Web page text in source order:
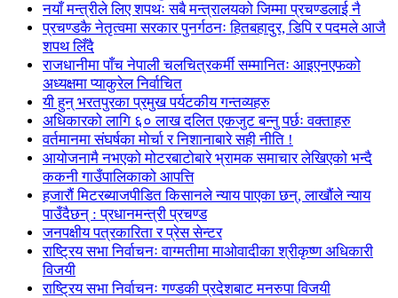
नयाँ मन्त्रीले लिए शपथः सबै मन्त्रालयको जिम्मा प्रचण्डलाई नै
प्रचण्डकै नेतृत्वमा सरकार पुनर्गठनः हितबहादुर, डिपि र पदमले आजै
शपथ लिँदै
राजधानीमा पाँच नेपाली चलचित्रकर्मी सम्मानितः आइएनएफको
अध्यक्षमा प्याकुरेल निर्वाचित
यी हुन् भरतपुरका प्रमुख पर्यटकीय गन्तव्यहरु
अधिकारको लागि ६० लाख दलित एकजुट बन्नु पर्छः वक्ताहरु
वर्तमानमा संघर्षका मोर्चा र निशानाबारे सही नीति !
आयोजनामै नभएको मोटरबाटोबारे भ्रामक समाचार लेखिएको भन्दै
ककनी गाउँपालिकाको आपत्ति
हजारौं मिटरब्याजपीडित किसानले न्याय पाएका छन्, लाखौंले न्याय
पाउँदैछन् : प्रधानमन्त्री प्रचण्ड
जनपक्षीय पत्रकारिता र प्रेस सेन्टर
राष्ट्रिय सभा निर्वाचनः वाग्मतीमा माओवादीका श्रीकृष्ण अधिकारी
विजयी
राष्ट्रिय सभा निर्वाचनः गण्डकी प्रदेशबाट मनरुपा विजयी